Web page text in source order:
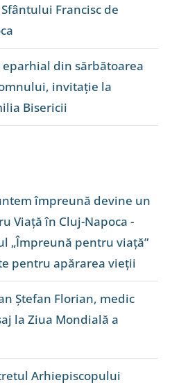
Francisc de
din sărbătoarea
invitație la
Bisericii
împreună devine un
Viață în Cluj-Napoca -
„Împreună pentru viață”
pentru apărarea vieții
Ștefan Florian, medic
la Ziua Mondială a
Arhiepiscopului